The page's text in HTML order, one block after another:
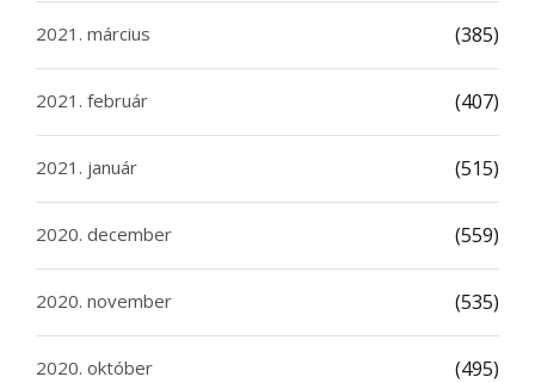
2021. március (385)
2021. február (407)
2021. január (515)
2020. december (559)
2020. november (535)
2020. október (495)